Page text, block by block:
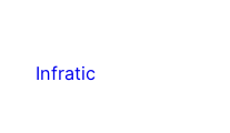
Infratic